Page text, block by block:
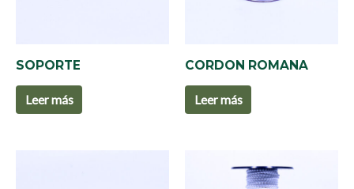
SOPORTE
Leer más
CORDON ROMANA
Leer más